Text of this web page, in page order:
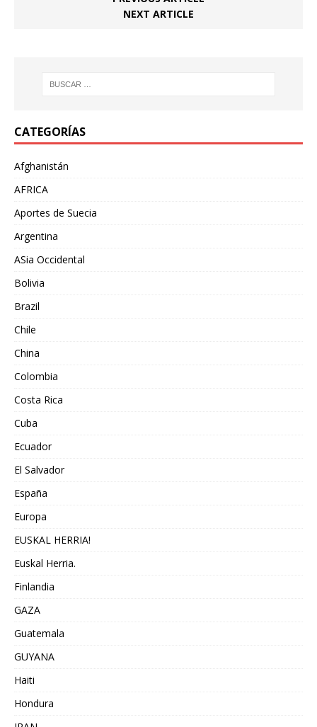
NEXT ARTICLE
CATEGORÍAS
Afghanistán
AFRICA
Aportes de Suecia
Argentina
ASia Occidental
Bolivia
Brazil
Chile
China
Colombia
Costa Rica
Cuba
Ecuador
El Salvador
España
Europa
EUSKAL HERRIA!
Euskal Herria.
Finlandia
GAZA
Guatemala
GUYANA
Haiti
Hondura